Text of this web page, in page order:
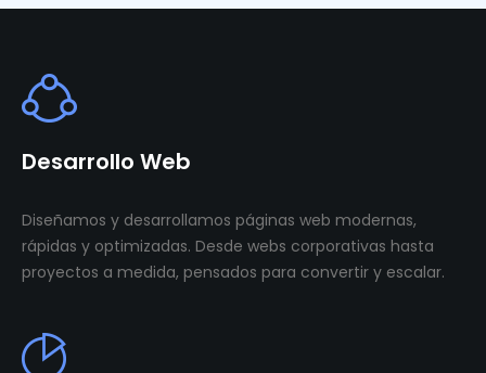
Desarrollo Web
Diseñamos y desarrollamos páginas web modernas,
rápidas y optimizadas. Desde webs corporativas hasta
proyectos a medida, pensados para convertir y escalar.